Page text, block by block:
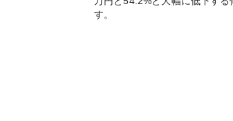
す。